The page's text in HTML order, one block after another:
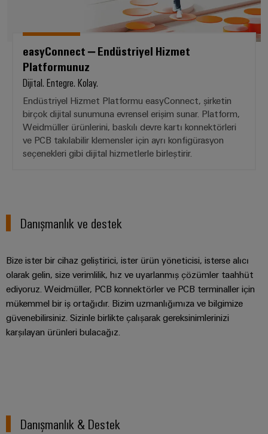
easyConnect – Endüstriyel Hizmet
Platformunuz
Dijital. Entegre. Kolay.
Endüstriyel Hizmet Platformu easyConnect, şirketin
birçok dijital sunumuna evrensel erişim sunar. Platform,
Weidmüller ürünlerini, baskılı devre kartı konnektörleri
ve PCB takılabilir klemensler için ayrı konfigürasyon
seçenekleri gibi dijital hizmetlerle birleştirir.
Danışmanlık ve destek
Bize ister bir cihaz geliştirici, ister ürün yöneticisi, isterse alıcı
olarak gelin, size verimlilik, hız ve uyarlanmış çözümler taahhüt
ediyoruz. Weidmüller, PCB konnektörler ve PCB terminaller için
mükemmel bir iş ortağıdır. Bizim uzmanlığımıza ve bilgimize
güvenebilirsiniz. Sizinle birlikte çalışarak gereksinimlerinizi
karşılayan ürünleri bulacağız.
Danışmanlık & Destek